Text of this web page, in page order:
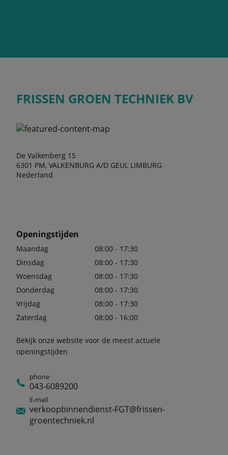
FRISSEN GROEN TECHNIEK BV
De Valkenberg 15
6301 PM, VALKENBURG A/D GEUL LIMBURG
Nederland
Openingstijden
Maandag
08:00 - 17:30
Dinsdag
08:00 - 17:30
Woensdag
08:00 - 17:30
Donderdag
08:00 - 17:30
Vrijdag
08:00 - 17:30
Zaterdag
08:00 - 16:00
Bekijk onze website voor de meest actuele
openingstijden
phone
043-6089200
E-mail
verkoopbinnendienst-FGT@frissen-
groentechniek.nl